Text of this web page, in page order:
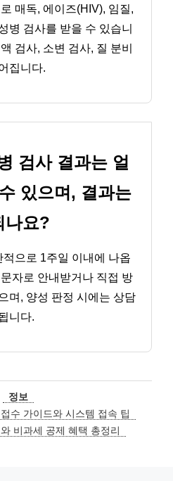
매독, 에이즈(HIV), 임질,
병 검사를 받을 수 있습니
검사, 소변 검사, 질 분비
집니다.
검사 결과는 얼
있으며, 결과는
나요?
으로 1주일 이내에 나옵
자로 안내받거나 직접 방
며, 양성 판정 시에는 상담
니다.
카
테
고
리
정보
수 가이드와 시스템 접속 팁
비과세 공제 혜택 총정리